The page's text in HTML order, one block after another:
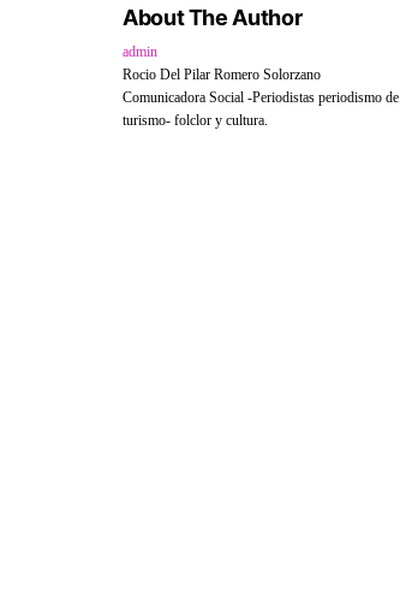
About The Author
admin
Rocio Del Pilar Romero Solorzano
Comunicadora Social -Periodistas periodismo de
turismo- folclor y cultura.